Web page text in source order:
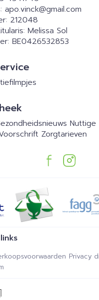
apo.vinck@gmail.com
212048
Melissa Sol
BE0426532853
Nuttige
Zorgtarieven
Privacy